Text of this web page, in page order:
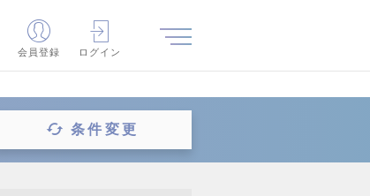
会員登録 ログイン
条件変更